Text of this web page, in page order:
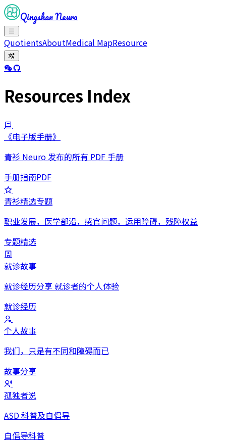
Qingshan Neuro
QuotientsAboutMedical MapResource
Resources Index
《电子版手册》
青衫 Neuro 发布的所有 PDF 手册
手册指南PDF
青衫精选专题
职业发展，医学部沿，感官问题，运用障碍，残障权益
专题精选
就诊故事
就诊经历分享 就诊者的个人体验
就诊经历
个人故事
我们，只是有不同和障碍而已
故事分享
孤独者说
ASD 科普及自倡导
自倡导科普